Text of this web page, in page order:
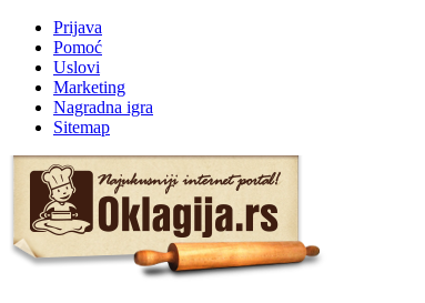
Prijava
Pomoć
Uslovi
Marketing
Nagradna igra
Sitemap